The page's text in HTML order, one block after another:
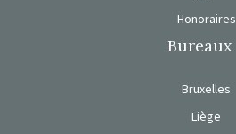
Honoraires
Bureaux
Bruxelles
Liège